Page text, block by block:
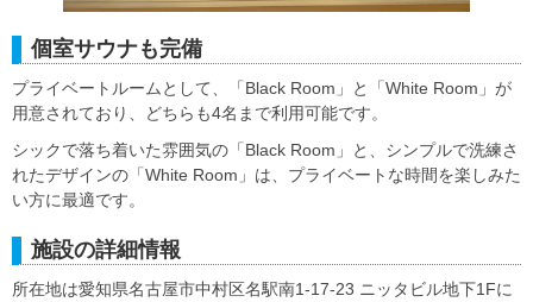
個室サウナも完備
プライベートルームとして、「Black Room」と「White Room」が
用意されており、どちらも4名まで利用可能です。
シックで落ち着いた雰囲気の「Black Room」と、シンプルで洗練さ
れたデザインの「White Room」は、プライベートな時間を楽しみた
い方に最適です。
施設の詳細情報
所在地は愛知県名古屋市中村区名駅南1-17-23 ニッタビル地下1Fに